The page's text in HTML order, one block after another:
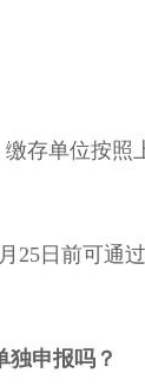
存单位按照
25日前可通
独申报吗？